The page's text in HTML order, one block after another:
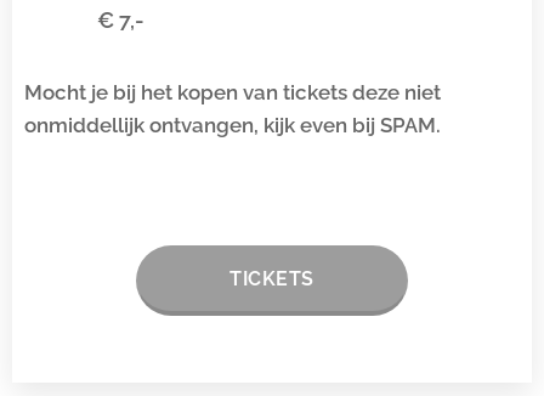
€ 7,-
Mocht je bij het kopen van tickets deze niet
onmiddellijk ontvangen, kijk even bij SPAM.
TICKETS